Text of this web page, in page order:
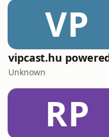
VP
Unknown
RP